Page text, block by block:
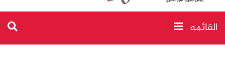
القائمه